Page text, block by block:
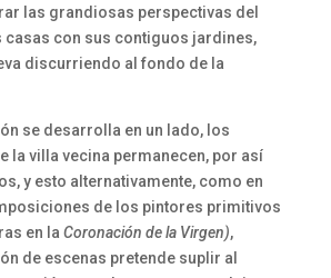
las grandiosas perspectivas del
con sus contiguos jardines,
discurriendo al fondo de la
se desarrolla en un lado, los
la villa vecina permanecen, por así
y esto alternativamente, como en
de los pintores primitivos
en la Coronación de la Virgen),
de escenas pretende suplir al